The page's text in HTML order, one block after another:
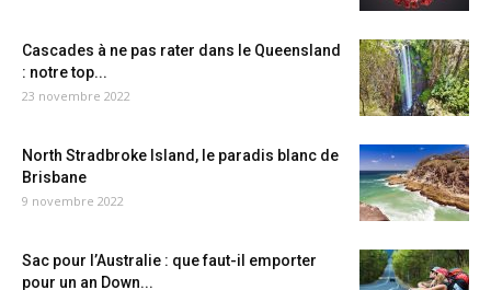
Cascades à ne pas rater dans le Queensland
: notre top...
23 novembre 2022
North Stradbroke Island, le paradis blanc de
Brisbane
9 novembre 2022
Sac pour l’Australie : que faut-il emporter
pour un an Down...